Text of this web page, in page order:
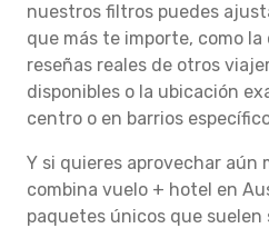
nuestros filtros puedes
que más te importe, como
reseñas reales de otros
disponibles o la ubicación
centro o en barrios
Y si quieres aprovechar aún
combina vuelo + hotel en
paquetes únicos que